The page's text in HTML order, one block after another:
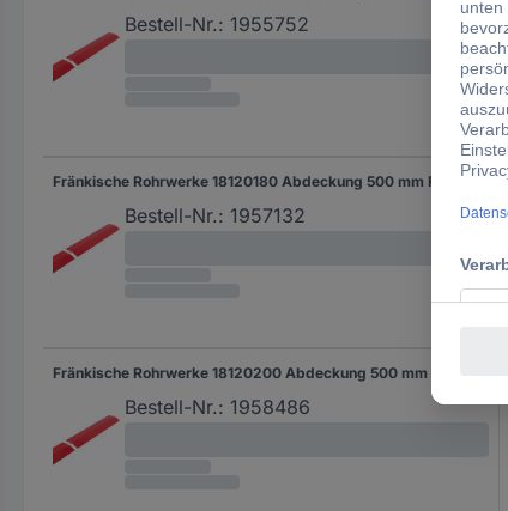
Bestell-Nr.: 1955752
Fränkische Rohrwerke 18120180 Abdeckung 500 mm Rot 50 St.
Bestell-Nr.: 1957132
Bestell-Nr.: 1958486